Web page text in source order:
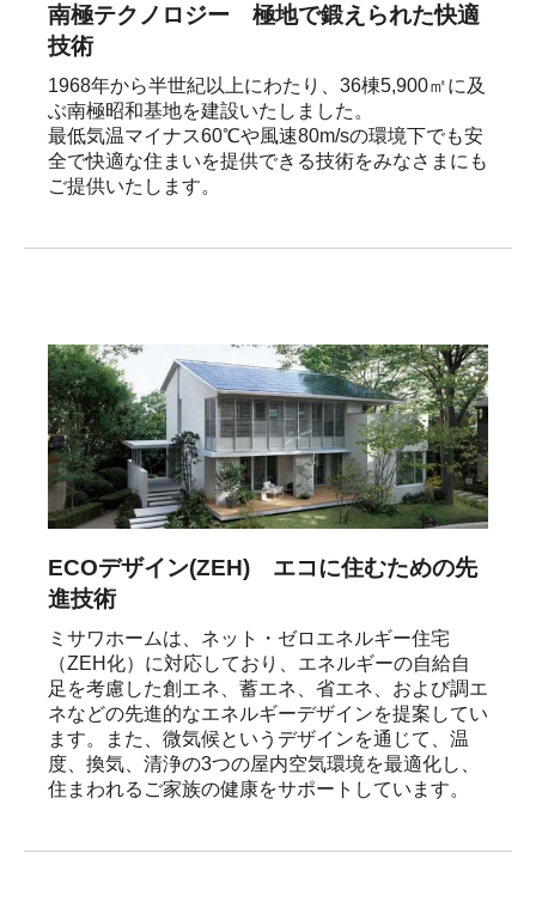
南極テクノロジー 極地で鍛えられた快適
技術
1968年から半世紀以上にわたり、36棟5,900㎡に及
ぶ南極昭和基地を建設いたしました。
最低気温マイナス60℃や風速80m/sの環境下でも安
全で快適な住まいを提供できる技術をみなさまにも
ご提供いたします。
ECOデザイン(ZEH) エコに住むための先
進技術
ミサワホームは、ネット・ゼロエネルギー住宅
（ZEH化）に対応しており、エネルギーの自給自
足を考慮した創エネ、蓄エネ、省エネ、および調エ
ネなどの先進的なエネルギーデザインを提案してい
ます。また、微気候というデザインを通じて、温
度、換気、清浄の3つの屋内空気環境を最適化し、
住まわれるご家族の健康をサポートしています。